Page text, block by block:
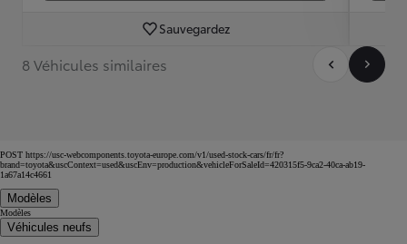
Sauvegardez
8 Véhicules similaires
POST https://usc-webcomponents.toyota-europe.com/v1/used-stock-cars/fr/fr?
brand=toyota&uscContext=used&uscEnv=production&vehicleForSaleId=420315f5-9ca2-40ca-ab19-
1a67a14c4661
Modèles
Modèles
Véhicules neufs